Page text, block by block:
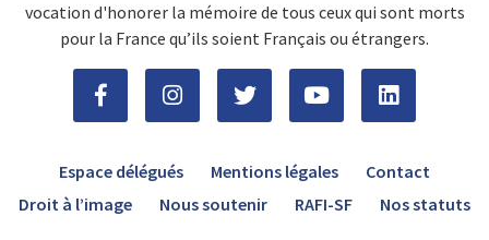
vocation d'honorer la mémoire de tous ceux qui sont morts
pour la France qu’ils soient Français ou étrangers.
Espace délégués Mentions légales
Contact
Droit à l’image
Nous soutenir RAFI-SF Nos statuts